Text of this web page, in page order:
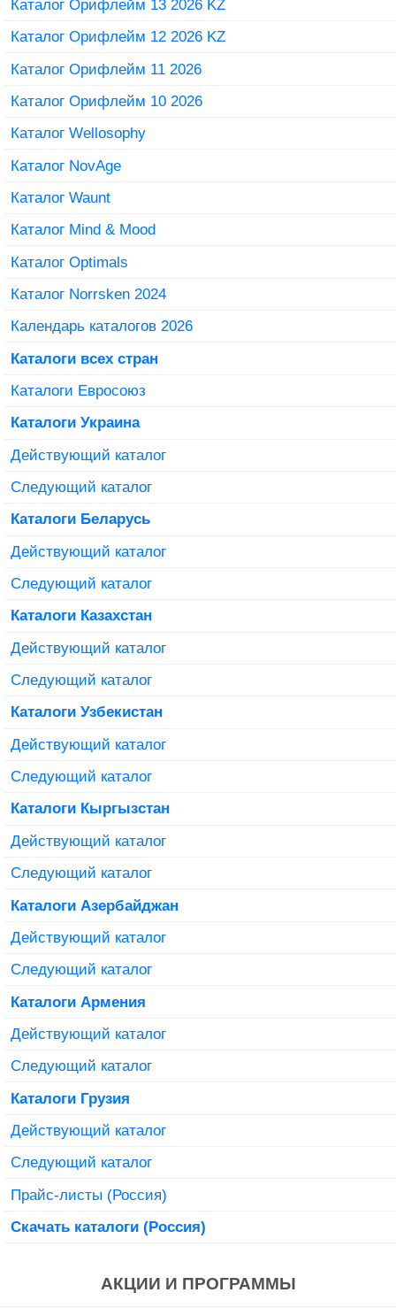
Каталог Орифлейм 13 2026 KZ
Каталог Орифлейм 12 2026 KZ
Каталог Орифлейм 11 2026
Каталог Орифлейм 10 2026
Каталог Wellosophy
Каталог NovAge
Каталог Waunt
Каталог Mind & Mood
Каталог Optimals
Каталог Norrsken 2024
Календарь каталогов 2026
Каталоги всех стран
Каталоги Евросоюз
Каталоги Украина
Действующий каталог
Следующий каталог
Каталоги Беларусь
Действующий каталог
Следующий каталог
Каталоги Казахстан
Действующий каталог
Следующий каталог
Каталоги Узбекистан
Действующий каталог
Следующий каталог
Каталоги Кыргызстан
Действующий каталог
Следующий каталог
Каталоги Азербайджан
Действующий каталог
Следующий каталог
Каталоги Армения
Действующий каталог
Следующий каталог
Каталоги Грузия
Действующий каталог
Следующий каталог
Прайс-листы (Россия)
Скачать каталоги (Россия)
АКЦИИ И ПРОГРАММЫ